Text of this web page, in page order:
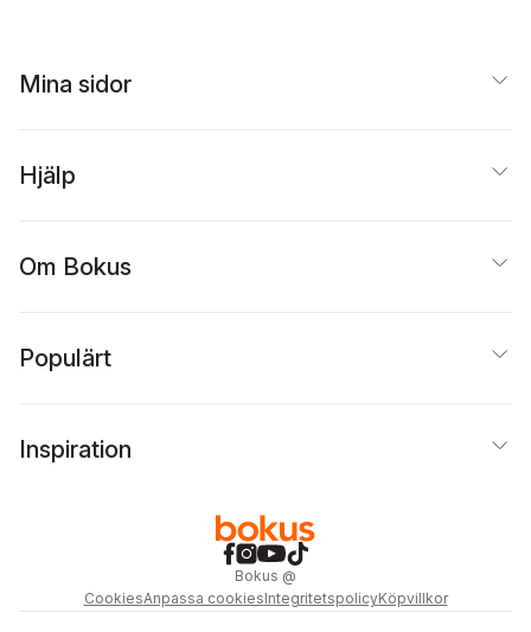
Mina sidor
Hjälp
Om Bokus
Populärt
Inspiration
Bokus @
CookiesAnpassa cookiesIntegritetspolicyKöpvillkor